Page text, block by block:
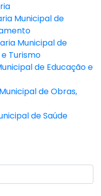
Municipal de
Municipal de
Turismo
de Educação e
de Obras,
de Saúde